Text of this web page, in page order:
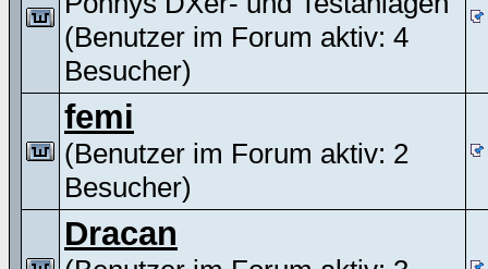
(Benutzer im Forum aktiv: 4
Besucher)
femi
(Benutzer im Forum aktiv: 2
Besucher)
Dracan